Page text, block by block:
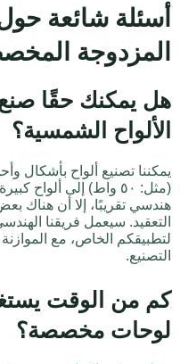
أسئلة شائعة حول
المزدوجة
هل يمكنك حقًا
الألواح الشمسية؟
يمكننا تصنيع ألواح بأشكال
(مثل: ٥٠ واط) إلى
هندسي تقريبًا، إلا أن هناك
التعقيد. سيعمل فريقنا
لتطبيقكم الخاص، مع الموازنة
التصنيع.
كم من الوقت
لوحات مخصصة؟